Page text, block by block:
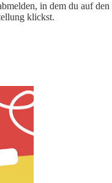
in dem du auf den
klickst.